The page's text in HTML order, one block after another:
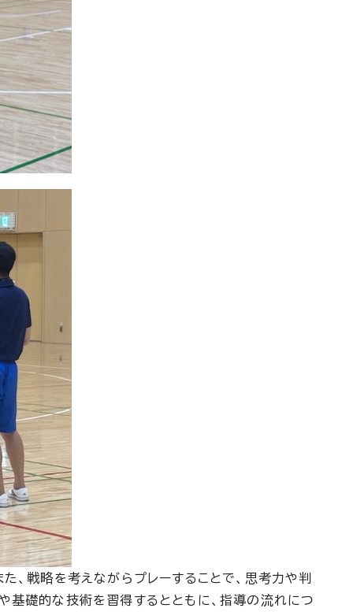
、戦略を考えながらプレーすることで、思考力や判
基礎的な技術を習得するとともに、指導の流れにつ